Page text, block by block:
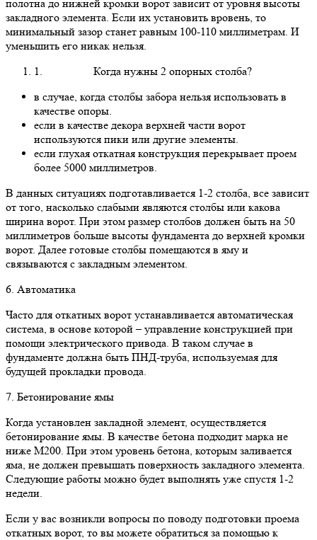
полотна до нижней кромки ворот зависит от уровня высоты
закладного элемента. Если их установить вровень, то
минимальный зазор станет равным 100-110 миллиметрам. И
уменьшить его никак нельзя.
1. Когда нужны 2 опорных столба?
в случае, когда столбы забора нельзя использовать в
качестве опоры.
если в качестве декора верхней части ворот
используются пики или другие элементы.
если глухая откатная конструкция перекрывает проем
более 5000 миллиметров.
В данных ситуациях подготавливается 1-2 столба, все зависит
от того, насколько слабыми являются столбы или какова
ширина ворот. При этом размер столбов должен быть на 50
миллиметров больше высоты фундамента до верхней кромки
ворот. Далее готовые столбы помещаются в яму и
связываются с закладным элементом.
6. Автоматика
Часто для откатных ворот устанавливается автоматическая
система, в основе которой – управление конструкцией при
помощи электрического привода. В таком случае в
фундаменте должна быть ПНД-труба, используемая для
будущей прокладки провода.
7. Бетонирование ямы
Когда установлен закладной элемент, осуществляется
бетонирование ямы. В качестве бетона подходит марка не
ниже М200. При этом уровень бетона, которым заливается
яма, не должен превышать поверхность закладного элемента.
Следующие работы можно будет выполнять уже спустя 1-2
недели.
Если у вас возникли вопросы по поводу подготовки проема
откатных ворот, то вы можете обратиться за помощью к